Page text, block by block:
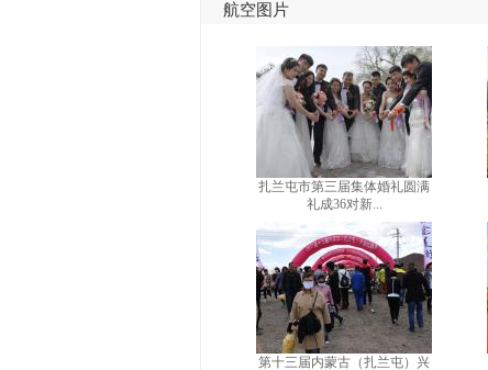
航空图片
扎兰屯市第三届集体婚礼圆满
礼成36对新...
第十三届内蒙古（扎兰屯）兴